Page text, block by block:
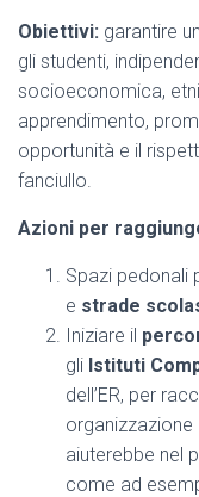
Obiettivi: garantire
gli studenti,
socioeconomica,
apprendimento,
opportunità e il
fanciullo.
Azioni per
Spazi pedonali
e strade
Iniziare il
gli Istituti
dell’ER, per
organizzazione
aiuterebbe nel
come ad